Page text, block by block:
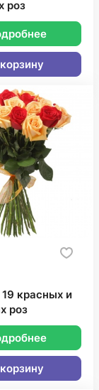
роз
19 красных и
роз